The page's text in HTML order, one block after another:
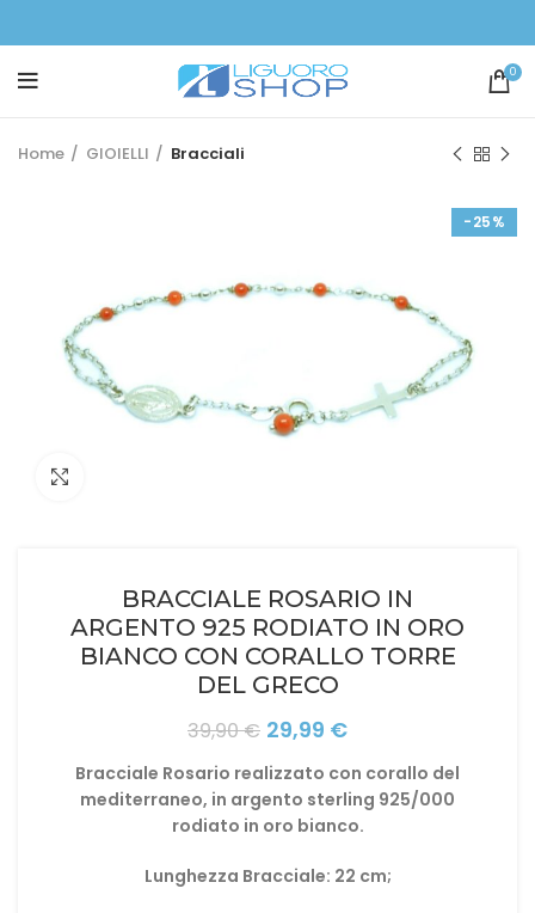
0
Home GIOIELLI Bracciali
-25%
BRACCIALE ROSARIO IN
ARGENTO 925 RODIATO IN ORO
BIANCO CON CORALLO TORRE
DEL GRECO
39,90€ Il
originale
era:
39,90 €.
29,99 €Il
attuale
è:
29,99 €.
Bracciale Rosario realizzato con corallo del
mediterraneo, in argento sterling 925/000
rodiato in oro bianco.
Lunghezza Bracciale: 22 cm;